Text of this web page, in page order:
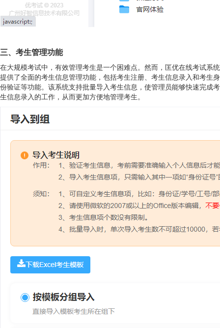
三、考生管理功能
在大规模考试中，有效管理考生是一个困难点。然而，匡优在线考试系统
提供了全面的考生信息管理功能，包括考生注册、考生信息录入和考生身
份验证等功能。该系统支持批量导入考生信息，使管理员能够快速完成考
生信息录入的工作，从而更加方便地管理考生。